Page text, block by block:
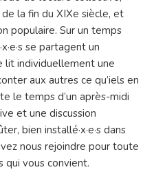
la fin du XIXe siècle, et
populaire. Sur un temps
se partagent un
lit individuellement une
aux autres ce qu’iels en
le temps d’un après-midi
et une discussion
bien installé·x·e·s dans
nous rejoindre pour toute
qui vous convient.